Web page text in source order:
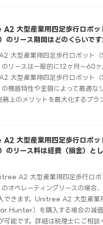
大型産業用四足歩行ロボ
リース期間はどのくらいです
大型産業用四足歩行ロボット
リースは一般的に12ヶ月〜60ヶ
大型産業用四足歩行ロボット
機器特性や金額によって最適な
務上のメリットを最大化するプラ
大型産業用四足歩行ロボ
リース料は経費（損金）と
A2 大型産業用四足歩行ロ
オペレーティングリースの場合
できます。Unitree A2 大型産業
Hunter）を購入する場合の減
可能です。詳細は税理士にご相談